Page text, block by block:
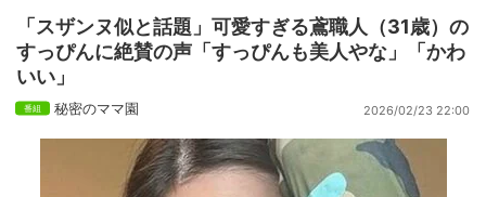
「スザンヌ似と話題」可愛すぎる鳶職人（31歳）の
すっぴんに絶賛の声「すっぴんも美人やな」「かわ
いい」
秘密のママ園 2026/02/23 22:00